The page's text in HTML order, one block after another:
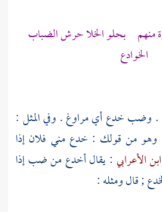
منهم بحلو الخلا حرش الضباب
الخوادع
. وضب خدع أي مراوغ . وفي المثل :
من قولك : خدع مني فلان إذا
ابن الأعرابي : يقال أخدع من ضب إذا
; قال ومثله :